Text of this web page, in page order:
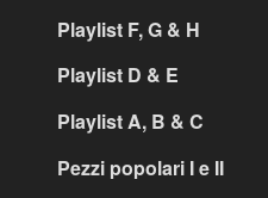
Playlist F, G & H
Playlist D & E
Playlist A, B & C
Pezzi popolari I e II